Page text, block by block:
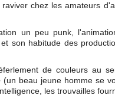
chez les amateurs
un peu punk,
son habitude des
de couleurs au
(un beau jeune homme se
les trouvailles